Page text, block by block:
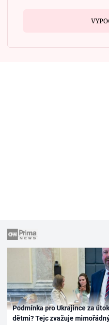
Podmínka pro Ukrajince za
dětmi? Tejc zvažuje